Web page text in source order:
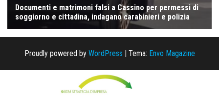
Proudly powered by WordPress | Tema: Envo Magazine